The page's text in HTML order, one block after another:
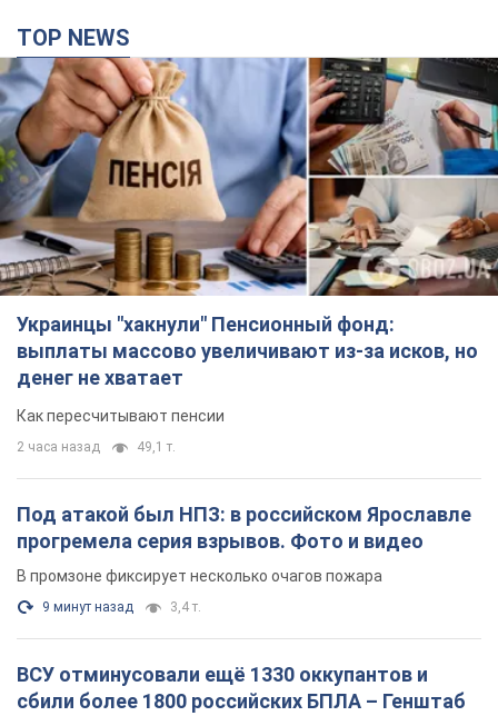
TOP NEWS
Украинцы "хакнули" Пенсионный фонд:
выплаты массово увеличивают из-за исков, но
денег не хватает
Как пересчитывают пенсии
2 часа назад 49,1 т.
Под атакой был НПЗ: в российском Ярославле
прогремела серия взрывов. Фото и видео
В промзоне фиксирует несколько очагов пожара
9 минут назад 3,4 т.
ВСУ отминусовали ещё 1330 оккупантов и
сбили более 1800 российских БПЛА – Генштаб